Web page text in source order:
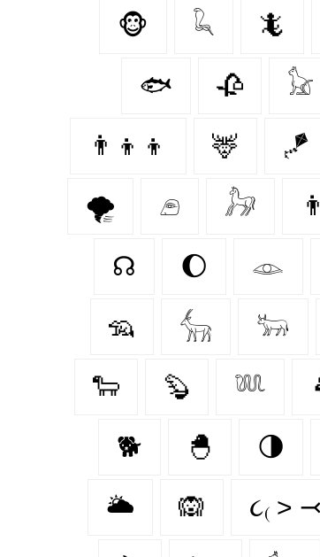
🐵 𓆗 🦎
🐟 🥀 𓃠
👨‍👦‍👦 🦌 🪁
🌪️ 𓂉 𓃗
☊ 🌔 𓁼
🦡 𓃲 𓃽
🐑 🦫 𓆚
🐕 🐣 🌗
🌥️ 🙉 ૮₍ ˃